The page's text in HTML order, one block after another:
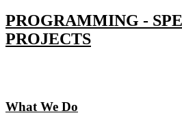
PROGRAMMING -
PROJECTS
What We Do